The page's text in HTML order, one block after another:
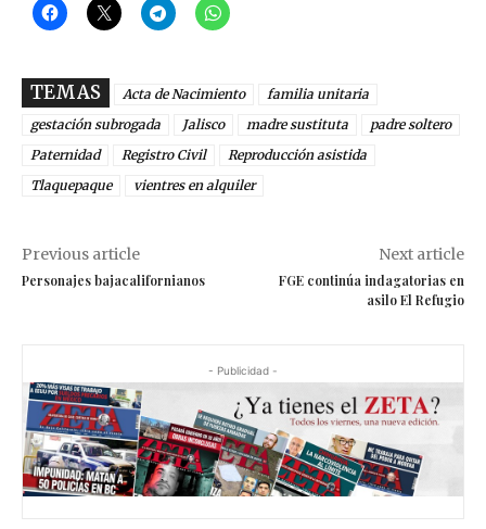
TEMAS Acta de Nacimiento
familia unitaria
gestación subrogada
Jalisco madre sustituta
padre soltero
Paternidad
Registro Civil
Reproducción asistida
Tlaquepaque
vientres en alquiler
Previous article
Personajes bajacalifornianos
Next article
FGE continúa indagatorias en
asilo El Refugio
- Publicidad -